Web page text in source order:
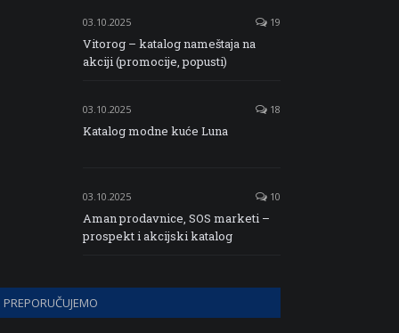
03.10.2025 19
Vitorog – katalog nameštaja na
akciji (promocije, popusti)
03.10.2025 18
Katalog modne kuće Luna
03.10.2025 10
Aman prodavnice, SOS marketi –
prospekt i akcijski katalog
PREPORUČUJEMO